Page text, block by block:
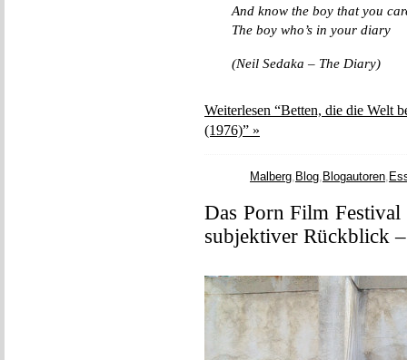
And know the boy that you
The boy who’s in your diary
(Neil Sedaka – The Diary)
Weiterlesen “Betten, die die Welt
(1976)” »
Malberg, Blog, Blogautoren,
Das Porn Film
subjektiver Rückblick